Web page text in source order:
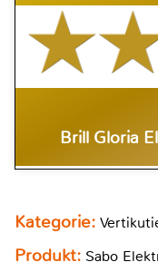
Brill Gloria
Kategorie:
Produkt: Sabo